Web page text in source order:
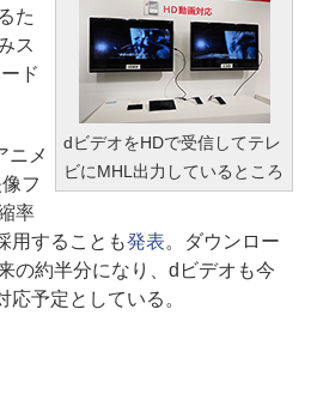
dビデオをHDで受信してテレ
ビにMHL出力しているところ
た
ス
ド
ニメ
フ
率
用することも発表。ダウンロー
の約半分になり、dビデオも今
予定としている。